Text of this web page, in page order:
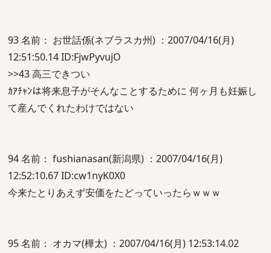
93 名前： お世話係(ネブラスカ州) ：2007/04/16(月)
12:51:50.14 ID:FjwPyvujO
>>43 高三できつい
ｶｱﾁｬﾝは将来息子がそんなことするために 何ヶ月も妊娠し
て産んでくれたわけではない
94 名前： fushianasan(新潟県) ：2007/04/16(月)
12:52:10.67 ID:cw1nyK0X0
今来たとりあえず安価をたどっていったらｗｗｗ
95 名前： オカマ(樺太) ：2007/04/16(月) 12:53:14.02